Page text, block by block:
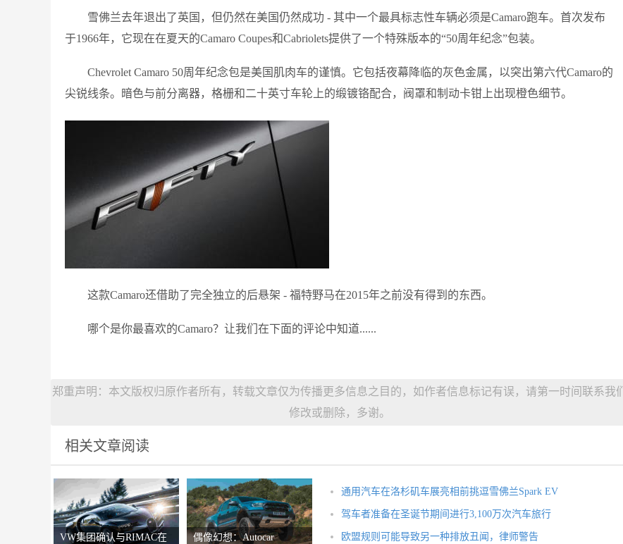
雪佛兰去年退出了英国，但仍然在美国仍然成功 - 其中一个最具标志性车辆必须是Camaro跑车。首次发布
于1966年，它现在在夏天的Camaro Coupes和Cabriolets提供了一个特殊版本的“50周年纪念”包装。
Chevrolet Camaro 50周年纪念包是美国肌肉车的谨慎。它包括夜幕降临的灰色金属，以突出第六代Camaro的
尖锐线条。暗色与前分离器，格栅和二十英寸车轮上的缎镀铬配合，阀罩和制动卡钳上出现橙色细节。
这款Camaro还借助了完全独立的后悬架 - 福特野马在2015年之前没有得到的东西。
哪个是你最喜欢的Camaro？让我们在下面的评论中知道......
郑重声明：本文版权归原作者所有，转载文章仅为传播更多信息之目的，如作者信息标记有误，请第一时间联系我们
修改或删除，多谢。
相关文章阅读
VW集团确认与RIMAC在
偶像幻想：Autocar
通用汽车在洛杉矶车展亮相前挑逗雪佛兰Spark EV
驾车者准备在圣诞节期间进行3,100万次汽车旅行
欧盟规则可能导致另一种排放丑闻，律师警告